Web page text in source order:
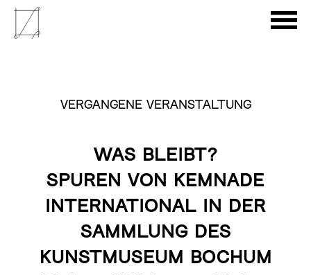
VERGANGENE VERANSTALTUNG
WAS BLEIBT?
SPUREN VON KEMNADE
INTERNATIONAL IN DER
SAMMLUNG DES
KUNSTMUSEUM BOCHUM